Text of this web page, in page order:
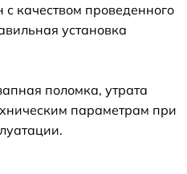
качеством проведенного
установка
поломка, утрата
параметрам при